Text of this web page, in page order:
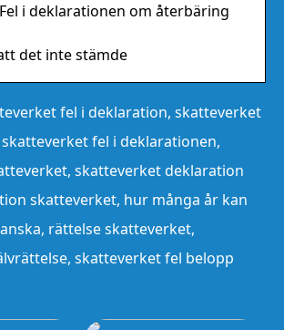
i deklarationen om återbäring
det inte stämde
fel i deklaration, skatteverket
fel i deklarationen,
skatteverket deklaration
skatteverket, hur många år kan
rättelse skatteverket,
skatteverket fel belopp